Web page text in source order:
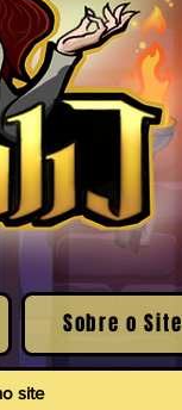
Sobre o Site